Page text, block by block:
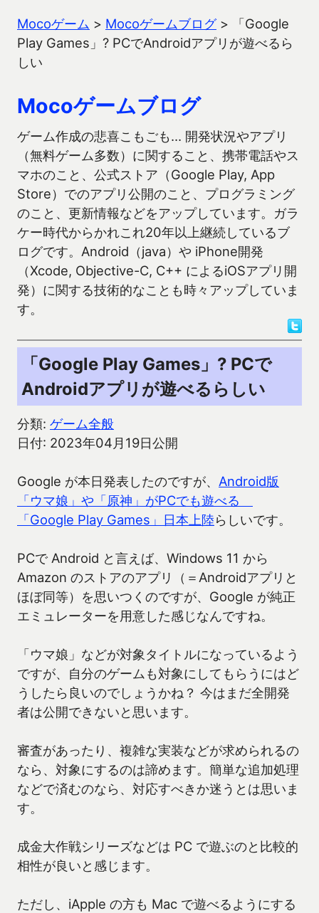
Mocoゲーム > Mocoゲームブログ>
「Google
Play Games」? PCでAndroidアプリが遊べるら
しい
Mocoゲームブログ
ゲーム作成の悲喜こもごも… 開発状況やアプリ
（無料ゲーム多数）に関すること、携帯電話やス
マホのこと、公式ストア（Google Play, App
Store）でのアプリ公開のこと、プログラミング
のこと、更新情報などをアップしています。ガラ
ケー時代からかれこれ20年以上継続しているブ
ログです。Android（java）や iPhone開発
（Xcode, Objective-C, C++ によるiOSアプリ開
発）に関する技術的なことも時々アップしていま
す。
「Google Play Games」? PCで
Androidアプリが遊べるらしい
分類: ゲーム全般
日付: 2023年04月19日公開
Google が本日発表したのですが、 Android版
「ウマ娘」や「原神」がPCでも遊べる
「Google Play Games」日本上陸らしいです。
PCで Android と言えば、Windows 11 から
Amazon のストアのアプリ（＝Androidアプリと
ほぼ同等）を思いつくのですが、Google が純正
エミュレーターを用意した感じなんですね。
「ウマ娘」などが対象タイトルになっているよう
ですが、自分のゲームも対象にしてもらうにはど
うしたら良いのでしょうかね？ 今はまだ全開発
者は公開できないと思います。
審査があったり、複雑な実装などが求められるの
なら、対象にするのは諦めます。簡単な追加処理
などで済むのなら、対応すべきか迷うとは思いま
す。
成金大作戦シリーズなどは PC で遊ぶのと比較的
相性が良いと感じます。
ただし、iApple の方も Mac で遊べるようにする